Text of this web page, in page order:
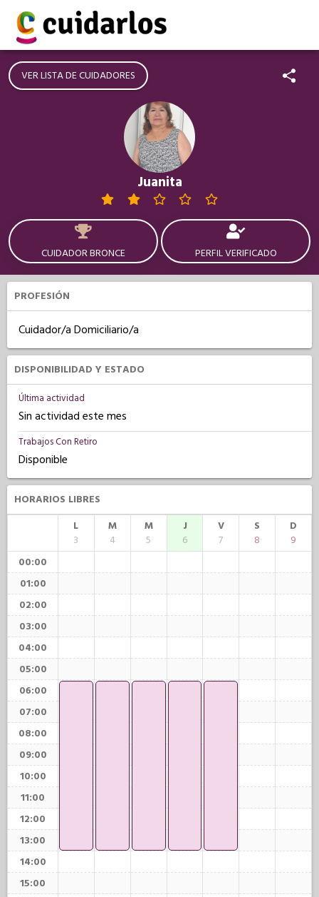
VER LISTA DE CUIDADORES
Juanita
CUIDADOR BRONCE PERFIL VERIFICADO
PROFESIÓN
Cuidador/a Domiciliario/a
DISPONIBILIDAD Y ESTADO
Última actividad
Sin actividad este mes
Trabajos Con Retiro
Disponible
HORARIOS LIBRES
L
3
M
4
M
5
J
6
V
7
S
8
D
9
00:00
01:00
02:00
03:00
04:00
05:00
06:00
07:00
08:00
09:00
10:00
11:00
12:00
13:00
14:00
15:00